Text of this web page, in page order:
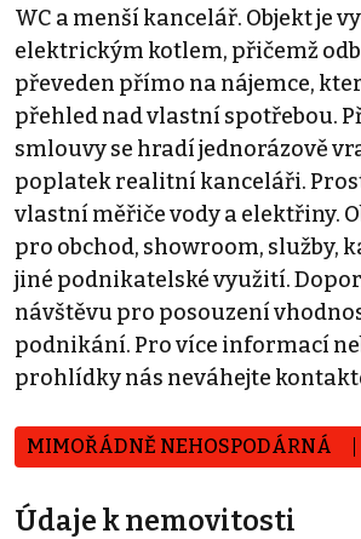
WC a menší kancelář. Objekt je
elektrickým kotlem, přičemž
převeden přímo na nájemce,
přehled nad vlastní spotřebou.
smlouvy se hradí jednorázově
poplatek realitní kanceláři.
vlastní měřiče vody a elektřiny.
pro obchod, showroom, služby,
jiné podnikatelské využití.
návštěvu pro posouzení
podnikání. Pro více informací
prohlídky nás neváhejte
MIMOŘÁDNĚ NEHOSPODÁRNÁ
Údaje k nemovitosti